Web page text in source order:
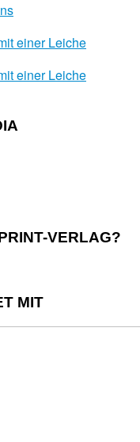
einer Leiche
einer Leiche
VERLAG?
MIT